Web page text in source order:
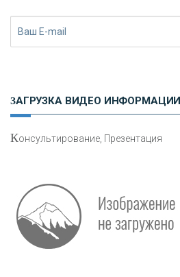
ЗАГРУЗКА ВИДЕО ИНФОРМАЦИИ
Консультирование, Презентация